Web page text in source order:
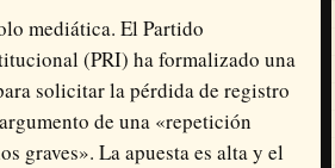
mediática. El Partido
(PRI) ha formalizado una
solicitar la pérdida de registro
de una «repetición
graves». La apuesta es alta y el